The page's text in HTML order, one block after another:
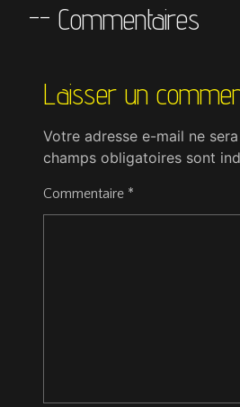
-- Commentaires
Laisser un
Votre adresse e-mail ne
champs obligatoires sont
Commentaire *